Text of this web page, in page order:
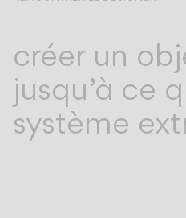
créer un
jusqu’à ce
système